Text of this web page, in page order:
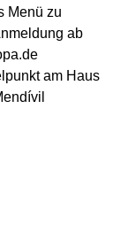
Menü zu
ab
am Haus